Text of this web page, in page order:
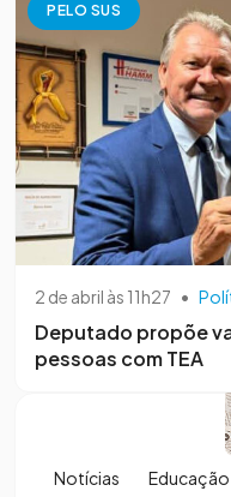
PELO SUS
2 de abril às 11h27 •
Deputado propõe
pessoas com TEA
Notícias Educação